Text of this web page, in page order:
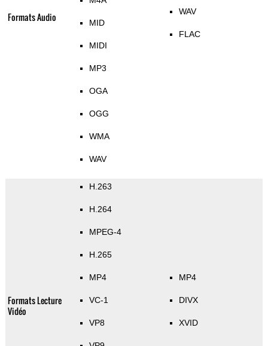
Formats Audio MID
MIDI
MP3
OGA
OGG
WMA
WAV
WAV
FLAC
Formats Lecture
Vidéo
H.263
H.264
MPEG-4
H.265
MP4
VC-1
VP8
MP4
DIVX
XVID